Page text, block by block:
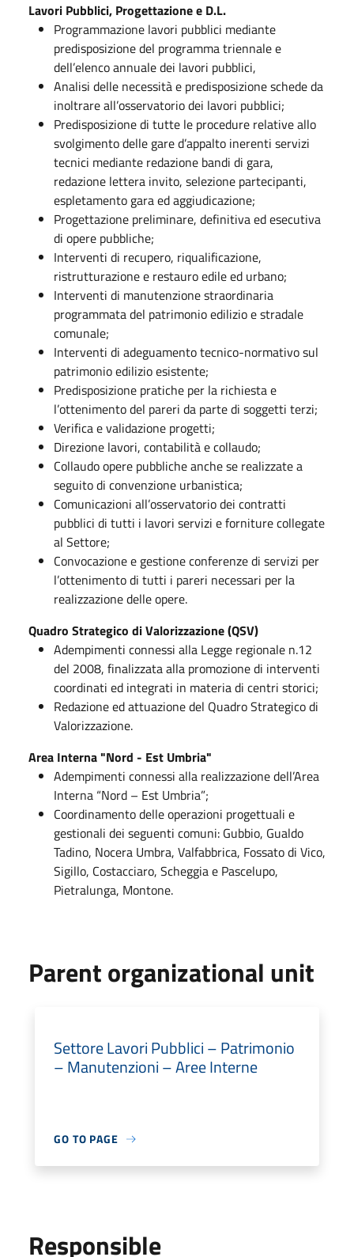
Lavori Pubblici, Progettazione e D.L.
Programmazione lavori pubblici mediante
predisposizione del programma triennale e
dell’elenco annuale dei lavori pubblici,
Analisi delle necessità e predisposizione schede da
inoltrare all’osservatorio dei lavori pubblici;
Predisposizione di tutte le procedure relative allo
svolgimento delle gare d’appalto inerenti servizi
tecnici mediante redazione bandi di gara,
redazione lettera invito, selezione partecipanti,
espletamento gara ed aggiudicazione;
Progettazione preliminare, definitiva ed esecutiva
di opere pubbliche;
Interventi di recupero, riqualificazione,
ristrutturazione e restauro edile ed urbano;
Interventi di manutenzione straordinaria
programmata del patrimonio edilizio e stradale
comunale;
Interventi di adeguamento tecnico-normativo sul
patrimonio edilizio esistente;
Predisposizione pratiche per la richiesta e
l’ottenimento del pareri da parte di soggetti terzi;
Verifica e validazione progetti;
Direzione lavori, contabilità e collaudo;
Collaudo opere pubbliche anche se realizzate a
seguito di convenzione urbanistica;
Comunicazioni all’osservatorio dei contratti
pubblici di tutti i lavori servizi e forniture collegate
al Settore;
Convocazione e gestione conferenze di servizi per
l’ottenimento di tutti i pareri necessari per la
realizzazione delle opere.
Quadro Strategico di Valorizzazione (QSV)
Adempimenti connessi alla Legge regionale n.12
del 2008, finalizzata alla promozione di interventi
coordinati ed integrati in materia di centri storici;
Redazione ed attuazione del Quadro Strategico di
Valorizzazione.
Area Interna "Nord - Est Umbria"
Adempimenti connessi alla realizzazione dell’Area
Interna “Nord – Est Umbria”;
Coordinamento delle operazioni progettuali e
gestionali dei seguenti comuni: Gubbio, Gualdo
Tadino, Nocera Umbra, Valfabbrica, Fossato di Vico,
Sigillo, Costacciaro, Scheggia e Pascelupo,
Pietralunga, Montone.
Parent organizational unit
Settore Lavori Pubblici – Patrimonio
– Manutenzioni – Aree Interne
GO TO PAGE
Responsible